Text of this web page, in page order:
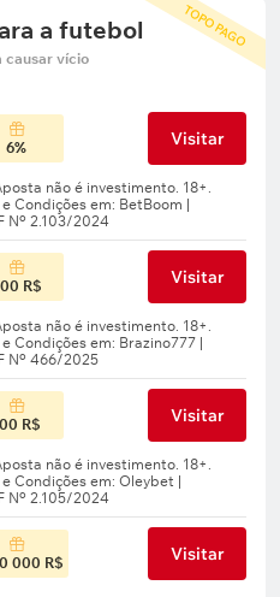
TOPO PAGO
a futebol
causar vício
6% Visitar
R$ Visitar
R$ Visitar
000 R$ Visitar